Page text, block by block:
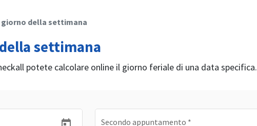
della settimana
settimana
potete calcolare online il giorno feriale di una data specifica.
Secondo appuntamento *